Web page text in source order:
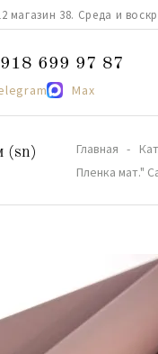
38. Среда и
699 97 87
Max
(sn) Главная
Пленка мат."